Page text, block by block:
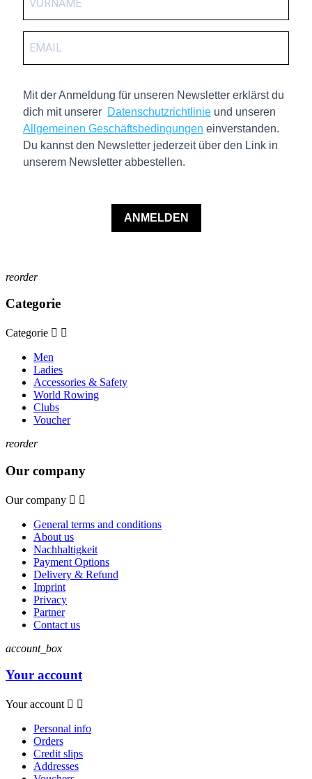
Mit der Anmeldung für unseren Newsletter erklärst du
dich mit unserer Datenschutzrichtlinie und unseren
Allgemeinen Geschäftsbedingungen einverstanden.
Du kannst den Newsletter jederzeit über den Link in
unserem Newsletter abbestellen.
ANMELDEN
reorder
Categorie
Categorie  
Men
Ladies
Accessories & Safety
World Rowing
Clubs
Voucher
reorder
Our company
Our company  
General terms and conditions
About us
Nachhaltigkeit
Payment Options
Delivery & Refund
Imprint
Privacy
Partner
Contact us
account_box
Your account
Your account  
Personal info
Orders
Credit slips
Addresses